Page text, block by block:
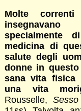
Molte
specialmente
medicina di
salute degli
donne in
sana vita fisica
una vita
Rousselle,